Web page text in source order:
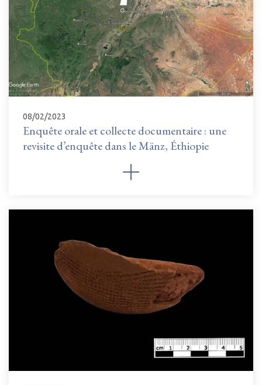
08/02/2023
Enquête orale et collecte documentaire : une
revisite d’enquête dans le Mänz, Éthiopie